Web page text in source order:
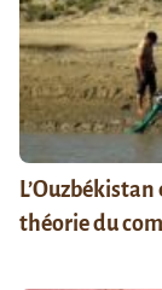
L’Ouzbékistan
théorie du